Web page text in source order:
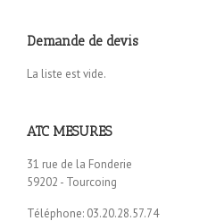
Demande de devis
La liste est vide.
ATC MESURES
31 rue de la Fonderie
59202 - Tourcoing
Téléphone: 03.20.28.57.74